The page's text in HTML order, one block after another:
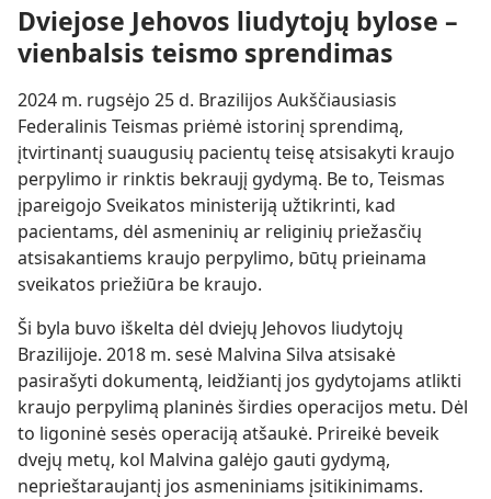
Dviejose Jehovos liudytojų bylose –
vienbalsis teismo sprendimas
2024 m. rugsėjo 25 d. Brazilijos Aukščiausiasis
Federalinis Teismas priėmė istorinį sprendimą,
įtvirtinantį suaugusių pacientų teisę atsisakyti kraujo
perpylimo ir rinktis bekraujį gydymą. Be to, Teismas
įpareigojo Sveikatos ministeriją užtikrinti, kad
pacientams, dėl asmeninių ar religinių priežasčių
atsisakantiems kraujo perpylimo, būtų prieinama
sveikatos priežiūra be kraujo.
Ši byla buvo iškelta dėl dviejų Jehovos liudytojų
Brazilijoje. 2018 m. sesė Malvina Silva atsisakė
pasirašyti dokumentą, leidžiantį jos gydytojams atlikti
kraujo perpylimą planinės širdies operacijos metu. Dėl
to ligoninė sesės operaciją atšaukė. Prireikė beveik
dvejų metų, kol Malvina galėjo gauti gydymą,
neprieštaraujantį jos asmeniniams įsitikinimams.